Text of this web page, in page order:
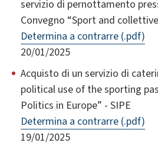
servizio di pernottamento
Convegno “Sport and
Determina a contrarre (.pdf)
20/01/2025
Acquisto di un servizio di
political use of the sporting
Politics in Europe” - SIPE
Determina a contrarre (.pdf)
19/01/2025